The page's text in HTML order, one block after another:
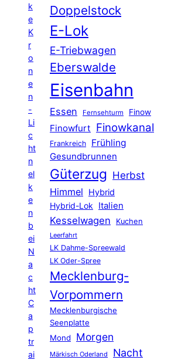
k
e
K
r
o
n
e
n
-
Li
c
ht
n
el
k
e
n
b
ei
N
a
c
ht
C
a
p
tr
ai
Doppelstock
E-Lok
E-Triebwagen
Eberswalde
Eisenbahn
Essen Fernsehturm Finow
Finowfurt Finowkanal
Frankreich Frühling
Gesundbrunnen
Güterzug Herbst
Himmel
Hybrid
Hybrid-Lok Italien
Kesselwagen Kuchen
Leerfahrt
LK Dahme-Spreewald
LK Oder-Spree
Mecklenburg-
Vorpommern
Mecklenburgische
Seenplatte
Mond
Morgen
Märkisch Oderland Nacht